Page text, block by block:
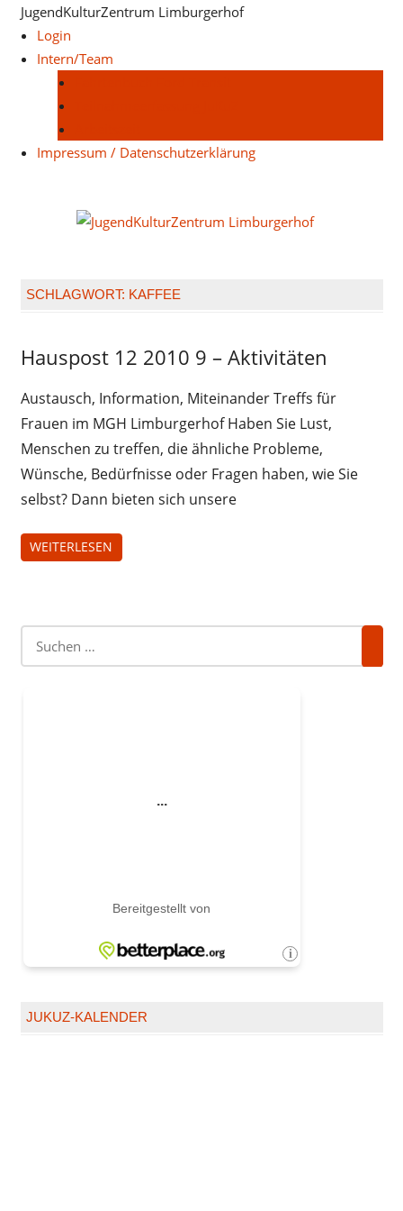
Zum
Inhalt
springen
JugendKulturZentrum Limburgerhof
Login
Intern/Team
Impressum / Datenschutzerklärung
SCHLAGWORT: KAFFEE
Hauspost
Hauspost 12 2010 9 – Aktivitäten
Austausch, Information, Miteinander Treffs für
Frauen im MGH Limburgerhof Haben Sie Lust,
Menschen zu treffen, die ähnliche Probleme,
Wünsche, Bedürfnisse oder Fragen haben, wie Sie
selbst? Dann bieten sich unsere
WEITERLESEN
JUKUZ-KALENDER